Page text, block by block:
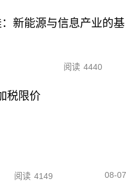
新能源与信息产业的基
阅读 4440
税限价
阅读 4149 08-07